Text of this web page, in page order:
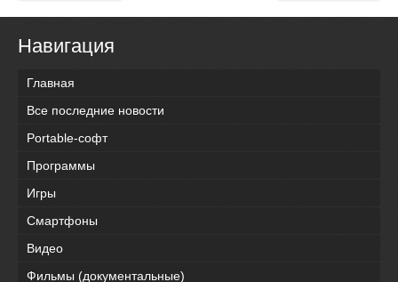
Навигация
Главная
Все последние новости
Portable-софт
Программы
Игры
Смартфоны
Видео
Фильмы (документальные)